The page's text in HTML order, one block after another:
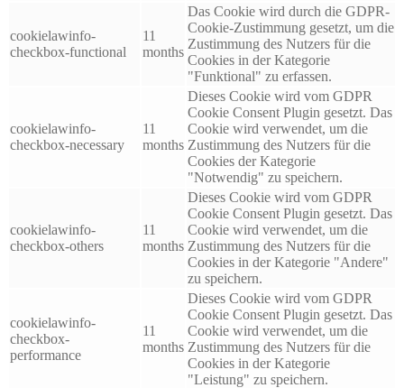
cookielawinfo-
checkbox-functional
11
months
Das Cookie wird durch die GDPR-
Cookie-Zustimmung gesetzt, um die
Zustimmung des Nutzers für die
Cookies in der Kategorie
"Funktional" zu erfassen.
cookielawinfo-
checkbox-necessary
11
months
Dieses Cookie wird vom GDPR
Cookie Consent Plugin gesetzt. Das
Cookie wird verwendet, um die
Zustimmung des Nutzers für die
Cookies der Kategorie
"Notwendig" zu speichern.
cookielawinfo-
checkbox-others
11
months
Dieses Cookie wird vom GDPR
Cookie Consent Plugin gesetzt. Das
Cookie wird verwendet, um die
Zustimmung des Nutzers für die
Cookies in der Kategorie "Andere"
zu speichern.
cookielawinfo-
checkbox-
performance
11
months
Dieses Cookie wird vom GDPR
Cookie Consent Plugin gesetzt. Das
Cookie wird verwendet, um die
Zustimmung des Nutzers für die
Cookies in der Kategorie
"Leistung" zu speichern.